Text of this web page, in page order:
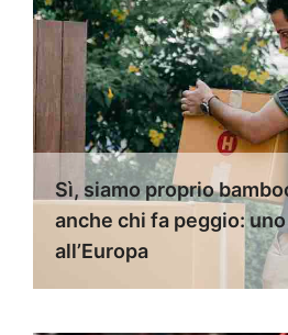
Sì, siamo proprio
anche chi fa peggio:
all’Europa